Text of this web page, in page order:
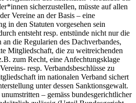
sicherzustellen, müsste auf allen
Vereine an der Basis – eine
in den Statuten vorgesehen sein
entsteht resp. entstünde nicht nur die
die Regularien des Dachverbandes,
Mitgliedschaft, die zu weitreichenden
zum Recht, eine Anfechtungsklage
resp. Verbandsbeschlüsse zu
im nationalen Verband sichert
unter dessen Sanktionsgewalt.
– gemäss bundesgerichtlicher